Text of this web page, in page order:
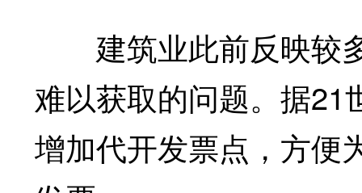
建筑业此前反映较
难以获取的问题。据21
增加代开发票点，方便